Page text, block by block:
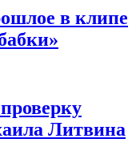
в клипе
Литвина